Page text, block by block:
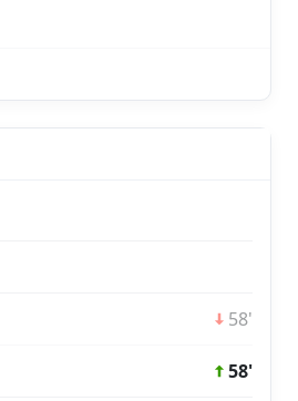
58'
58'